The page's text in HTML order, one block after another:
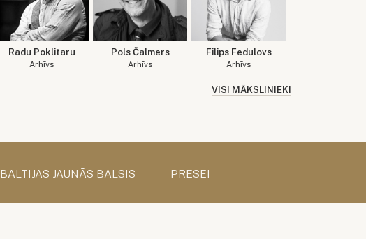
Radu Poklitaru
Arhīvs
Pols Čalmers
Arhīvs
Filips Fedulovs
Arhīvs
VISI MĀKSLINIEKI
BALTIJAS JAUNĀS BALSIS PRESEI